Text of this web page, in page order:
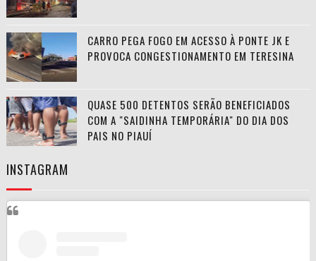
CARRO PEGA FOGO EM ACESSO À PONTE JK E
PROVOCA CONGESTIONAMENTO EM TERESINA
QUASE 500 DETENTOS SERÃO BENEFICIADOS
COM A "SAIDINHA TEMPORÁRIA" DO DIA DOS
PAIS NO PIAUÍ
INSTAGRAM